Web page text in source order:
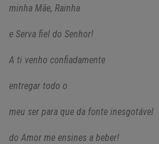
minha Mãe, Rainha
e Serva fiel do Senhor!
A ti venho confiadamente
entregar todo o
meu ser para que da fonte inesgotável
do Amor me ensines a beber!